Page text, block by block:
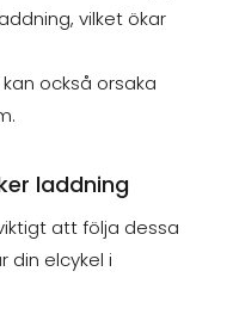
vilket ökar
också orsaka
laddning
att följa dessa
din elcykel i